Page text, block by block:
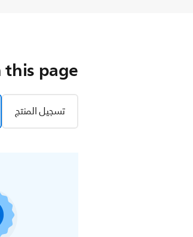
this page
تسجيل المنتج